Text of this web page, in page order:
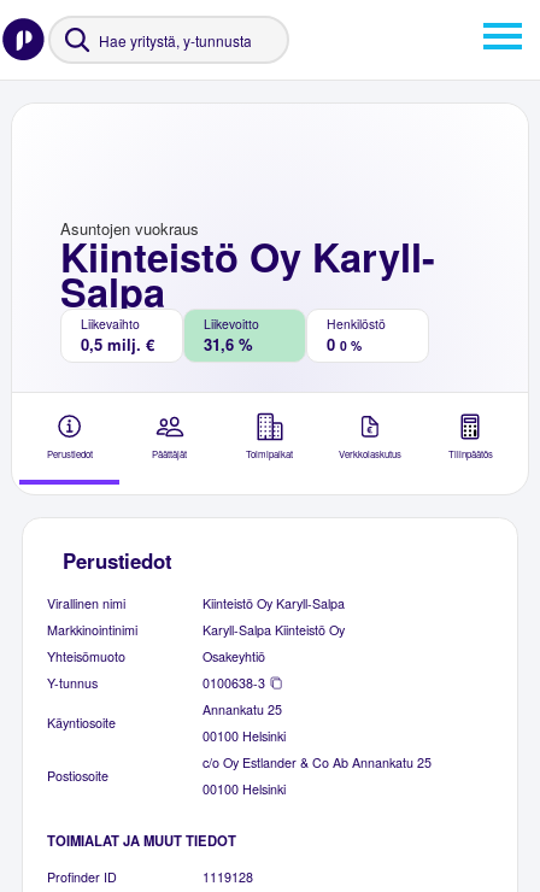
Kiinteistö Oy Karyll-
Salpa
Asuntojen vuokraus
Liikevaihto
0,5 milj. €
Liikevoitto
31,6 %
Henkilöstö
0 0 %
Perustiedot Päättäjät Toimipaikat Verkkolaskutus Tilinpäätös
Perustiedot
Virallinen nimi
Kiinteistö Oy Karyll-Salpa
Markkinointinimi
Karyll-Salpa Kiinteistö Oy
Yhteisömuoto
Osakeyhtiö
Y-tunnus
0100638-3
Käyntiosoite
Annankatu 25
00100 Helsinki
Postiosoite
c/o Oy Estlander & Co Ab Annankatu 25
00100 Helsinki
TOIMIALAT JA MUUT TIEDOT
Profinder ID
1119128